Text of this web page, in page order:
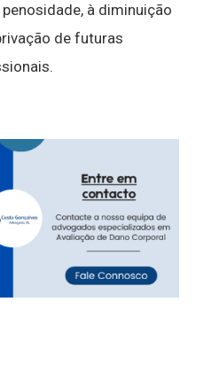
à diminuição
de futuras